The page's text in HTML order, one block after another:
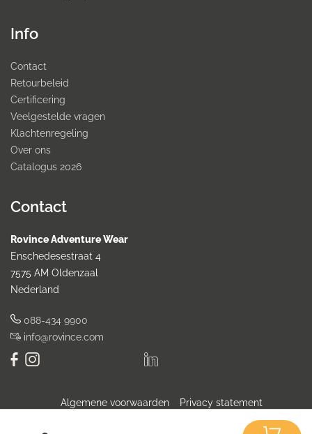
Info
Contact
Retourbeleid
Certificering
Veelgestelde vragen
Klachtenregeling
Over ons
Catalogus 2026
Contact
Rovince Adventure Wear
Enschedesestraat 4
7575 AM Oldenzaal
Nederland
088-434 9900
info@rovince.com
Algemene voorwaarden Privacy statement